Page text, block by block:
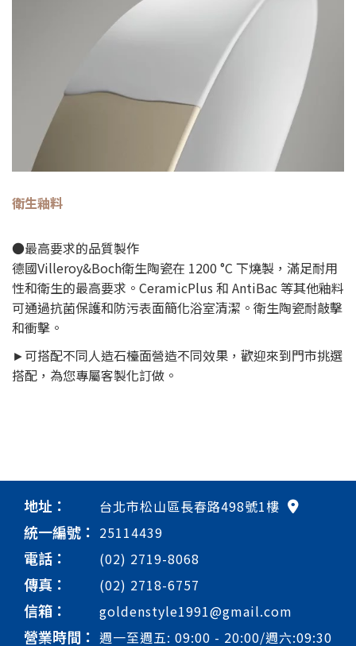
衛生釉料
●最高要求的品質製作
德國Villeroy&Boch衛生陶瓷在 1200 °C 下燒製，滿足耐用
性和衛生的最高要求。CeramicPlus 和 AntiBac 等其他釉料
可通過抗菌保護和防污表面簡化浴室清潔。衛生陶瓷耐敲擊
和衝擊。
►可搭配不同人造石檯面營造不同效果，歡迎來到門市挑選
搭配，為您專屬客製化訂做。
地址： 台北市松山區長春路498號1樓
統一編號： 25114439
電話： (02) 2719-8068
傳真： (02) 2718-6757
信箱： goldenstyle1991@gmail.com
營業時間： 週一至週五: 09:00 - 20:00/週六:09:30